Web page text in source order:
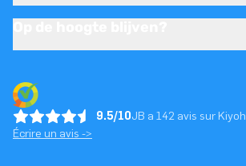
9.5/10JB a 142 avis sur Kiyoh
Écrire un avis ->